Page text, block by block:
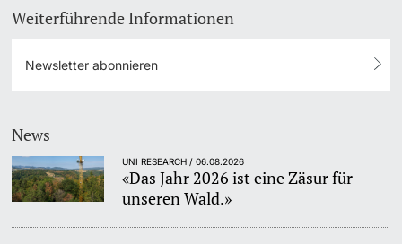
Weiterführende Informationen
Newsletter abonnieren
News
UNI RESEARCH / 06.08.2026
«Das Jahr 2026 ist eine Zäsur für
unseren Wald.»